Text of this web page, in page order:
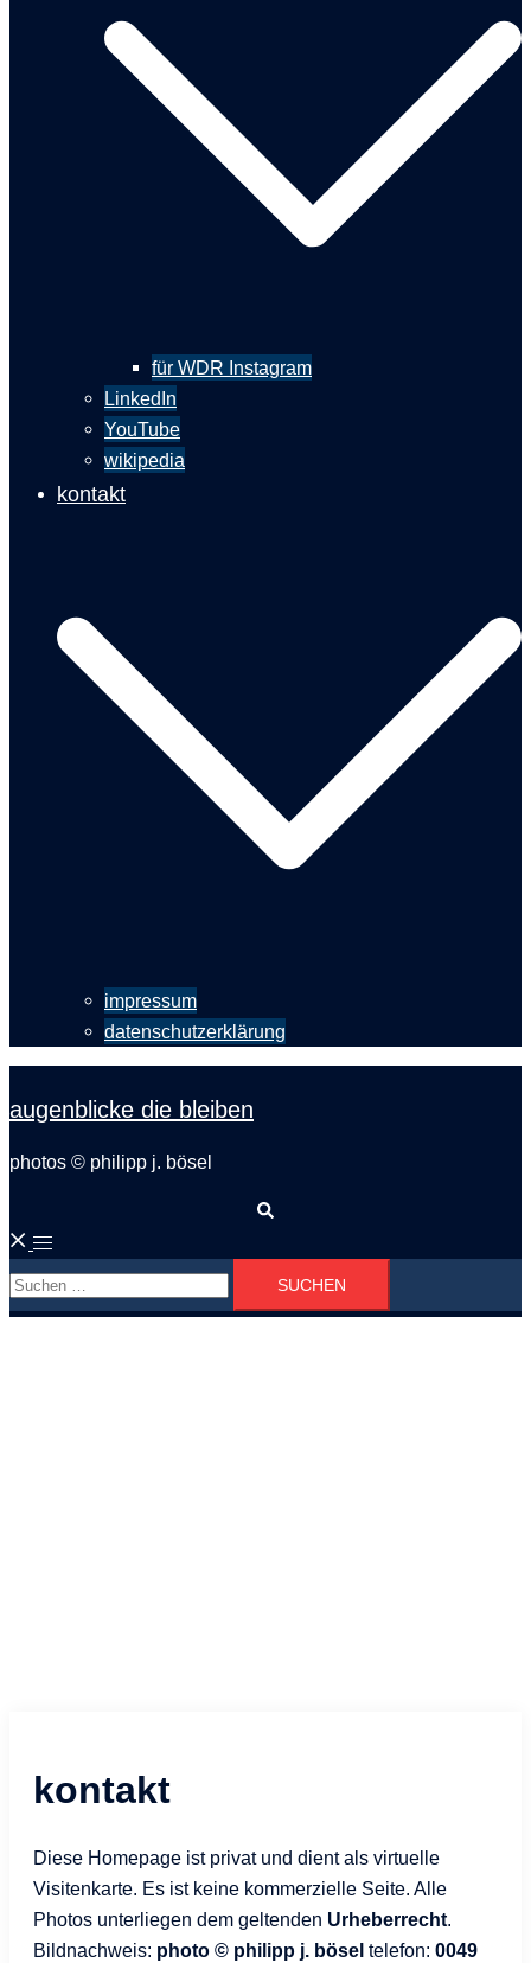
für WDR Instagram
LinkedIn
YouTube
wikipedia
kontakt
impressum
datenschutzerklärung
augenblicke die bleiben
photos © philipp j. bösel
Menü
umschalten
Suchen
nach:
kontakt
Diese Homepage ist privat und dient als virtuelle
Visitenkarte. Es ist keine kommerzielle Seite. Alle
Photos unterliegen dem geltenden Urheberrecht.
Bildnachweis: photo © philipp j. bösel telefon: 0049